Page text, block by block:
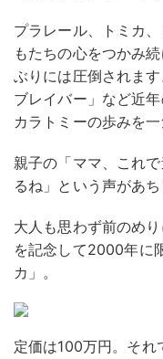
プラレール、トミカ
もたちの心をつかみ
ぶりには圧倒されま
ブレイバー」など近
カラトミーの歩みを
親子の「ママ、これ
るね」という声があ
大人も思わず前のめ
を記念して2000年に
カ」。
定価は100万円。それ